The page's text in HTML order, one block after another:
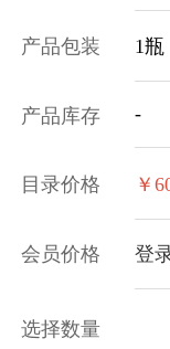
产品包装 1瓶
产品库存 -
目录价格 ￥
会员价格 登
选择数量